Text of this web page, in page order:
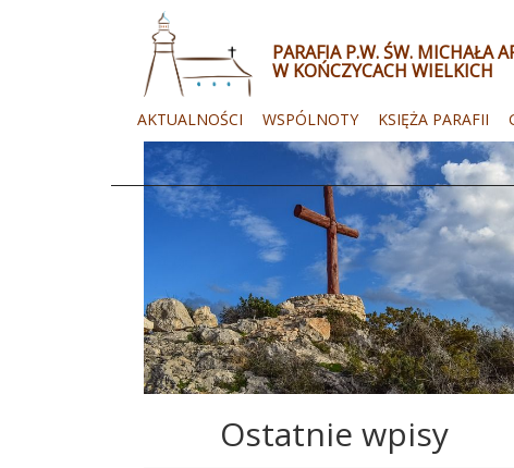
PARAFIA P.W. ŚW. MICHAŁA
W KOŃCZYCACH WIELKICH
WSPÓLNOTY KSIĘŻA PARAFII
AKTUALNOŚCI
Ostatnie wpisy